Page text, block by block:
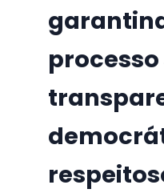
processo